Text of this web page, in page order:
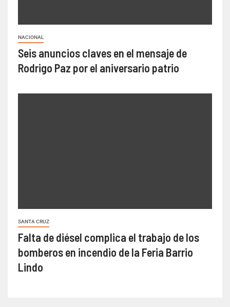
NACIONAL
Seis anuncios claves en el mensaje de
Rodrigo Paz por el aniversario patrio
SANTA CRUZ
Falta de diésel complica el trabajo de los
bomberos en incendio de la Feria Barrio
Lindo